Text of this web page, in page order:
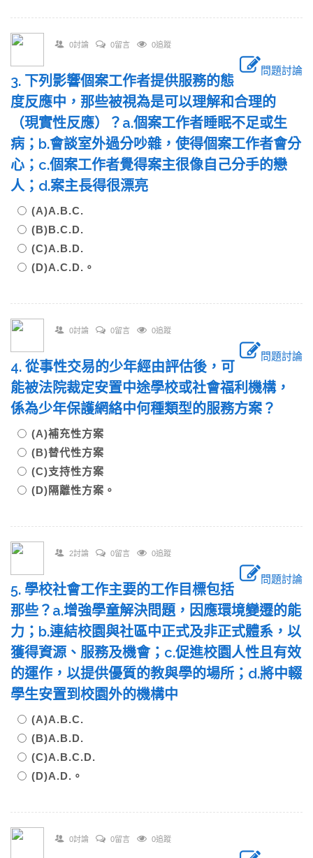
0討論 0留言 0追蹤
問題討論
3. 下列影響個案工作者提供服務的態
度反應中，那些被視為是可以理解和合理的
（現實性反應）？a.個案工作者睡眠不足或生
病；b.會談室外過分吵雜，使得個案工作者會分
心；c.個案工作者覺得案主很像自己分手的戀
人；d.案主長得很漂亮
(A)A.B.C.
(B)B.C.D.
(C)A.B.D.
(D)A.C.D.。
0討論 0留言 0追蹤
問題討論
4. 從事性交易的少年經由評估後，可
能被法院裁定安置中途學校或社會福利機構，
係為少年保護網絡中何種類型的服務方案？
(A)補充性方案
(B)替代性方案
(C)支持性方案
(D)隔離性方案。
2討論 0留言 0追蹤
問題討論
5. 學校社會工作主要的工作目標包括
那些？a.增強學童解決問題，因應環境變遷的能
力；b.連結校園與社區中正式及非正式體系，以
獲得資源、服務及機會；c.促進校園人性且有效
的運作，以提供優質的教與學的場所；d.將中輟
學生安置到校園外的機構中
(A)A.B.C.
(B)A.B.D.
(C)A.B.C.D.
(D)A.D.。
0討論 0留言 0追蹤